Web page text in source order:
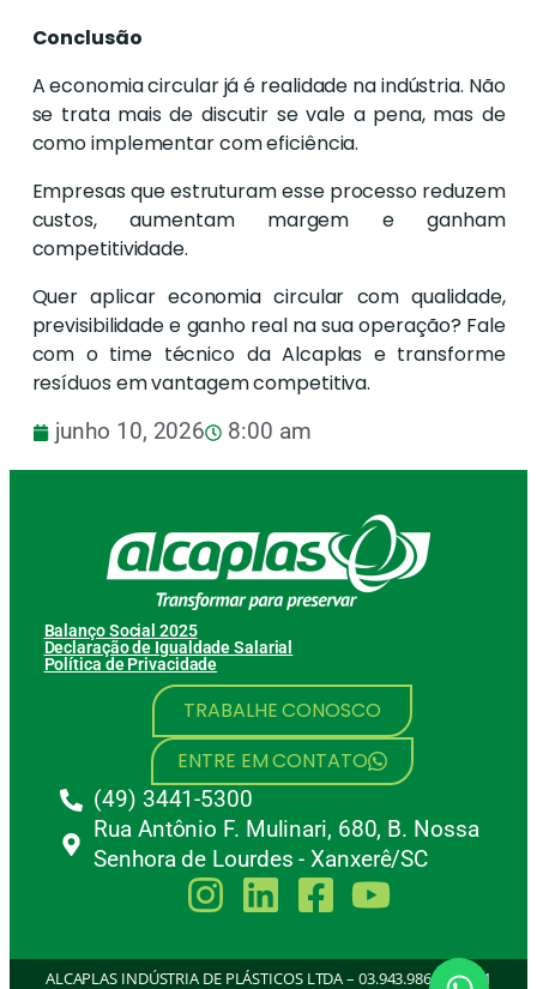
Conclusão
A economia circular já é realidade na indústria. Não
se trata mais de discutir se vale a pena, mas de
como implementar com eficiência.
Empresas que estruturam esse processo reduzem
custos, aumentam margem e ganham
competitividade.
Quer aplicar economia circular com qualidade,
previsibilidade e ganho real na sua operação? Fale
com o time técnico da Alcaplas e transforme
resíduos em vantagem competitiva.
junho 10, 2026 8:00 am
Balanço Social 2025
Declaração de Igualdade Salarial
Política de Privacidade
TRABALHE CONOSCO
ENTRE EM CONTATO
(49) 3441-5300
Rua Antônio F. Mulinari, 680, B. Nossa
Senhora de Lourdes - Xanxerê/SC
ALCAPLAS INDÚSTRIA DE PLÁSTICOS LTDA – 03.943.986/0001-21